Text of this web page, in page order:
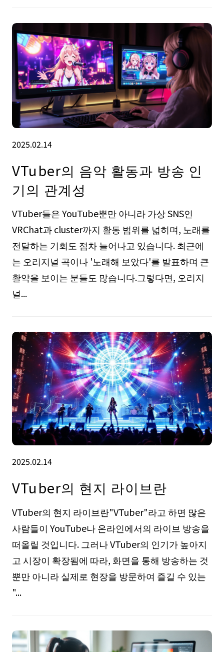
2025.02.14
VTuber의 음악 활동과 방송 인
기의 관계성
VTuber들은 YouTube뿐만 아니라 가상 SNS인
VRChat과 cluster까지 활동 범위를 넓히며, 노래를
전달하는 기회도 점차 늘어나고 있습니다. 최근에
는 오리지널 곡이나 '노래해 보았다'를 발표하며 큰
활약을 보이는 분들도 많습니다.그렇다면, 오리지
널...
2025.02.14
VTuber의 현지 라이브란
VTuber의 현지 라이브란"VTuber"라고 하면 많은
사람들이 YouTube나 온라인에서의 라이브 방송을
떠올릴 것입니다. 그러나 VTuber의 인기가 높아지
고 시장이 확장됨에 따라, 화면을 통해 방송하는 것
뿐만 아니라 실제로 현장을 방문하여 즐길 수 있는
"...